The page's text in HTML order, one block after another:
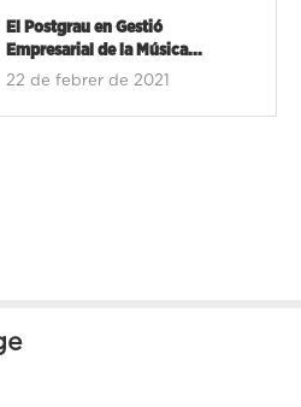
El Postgrau en Gestió
Empresarial de la Música...
22 de febrer de 2021